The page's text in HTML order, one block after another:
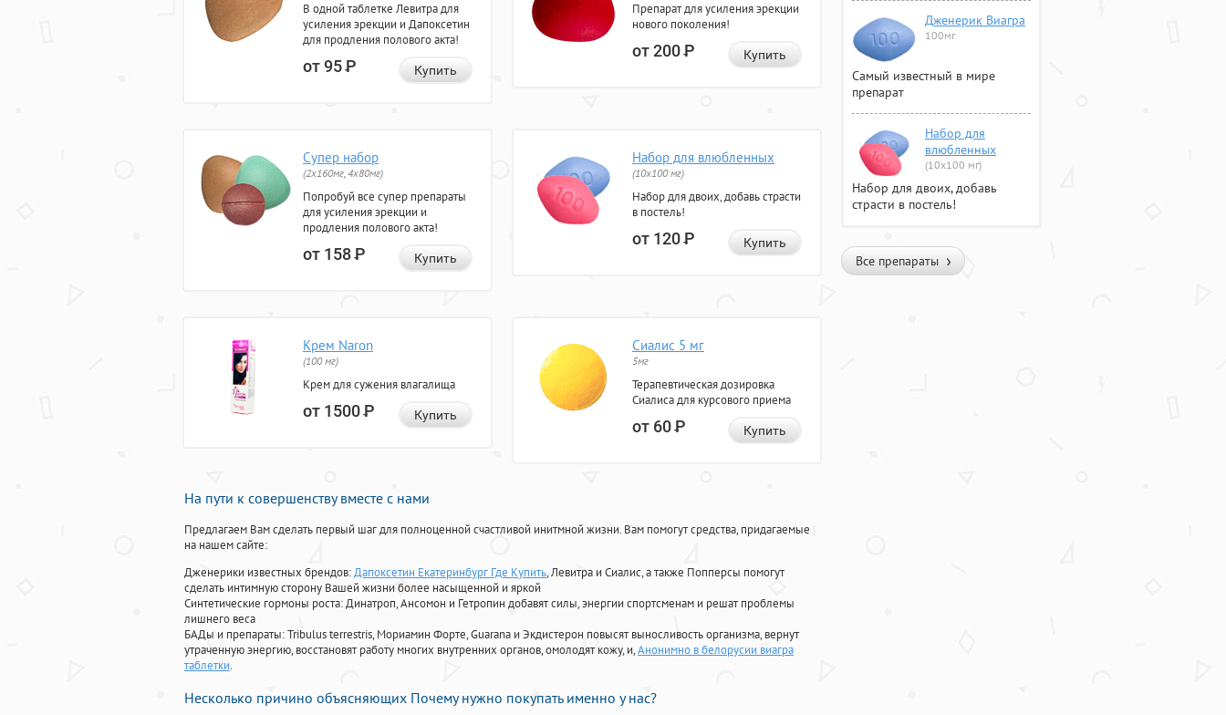
В одной таблетке Левитра для
усиления эрекции и Дапоксетин
для продления полового акта!
от 95Р Купить
Препарат для усиления эрекции
нового поколения!
от 200Р Купить
Супер набор
(2х160мг, 4х80мг)
Попробуй все супер препараты
для усиления эрекции и
продления полового акта!
от 158Р Купить
Набор для влюбленных
(10х100 мг)
Набор для двоих, добавь страсти
в постель!
от 120Р Купить
Крем Naron
(100 мг)
Крем для сужения влагалища
от 1500Р Купить
Сиалис 5 мг
5мг
Терапевтическая дозировка
Сиалиса для курсового приема
от 60Р Купить
На пути к совершенству вместе с нами
Предлагаем Вам сделать первый шаг для полноценной счастливой инитмной жизни. Вам помогут средства, придагаемые
на нашем сайте:
Дженерики известных брендов:Дапоксетин Екатеринбург Где Купить, Левитра и Сиалис, а также Попперсы помогут
сделать интимную сторону Вашей жизни более насыщенной и яркой
Синтетические гормоны роста: Динатроп, Ансомон и Гетропин добавят силы, энергии спортсменам и решат проблемы
лишнего веса
БАДы и препараты:Tribulus terrestris, Мориамин Форте, Guarana и Экдистерон повысят выносливость организма, вернут
утраченную энергию, восстановят работу многих внутренних органов, омолодят кожу, и,Анонимно в белорусии виагра
таблетки.
Несколько причино объясняющих Почему нужно покупать именно у нас?
Дженерик Виагра
100мг
Самый известный в мире
препарат
Набор для
влюбленных
(10х100 мг)
Набор для двоих, добавь
страсти в постель!
Все препараты